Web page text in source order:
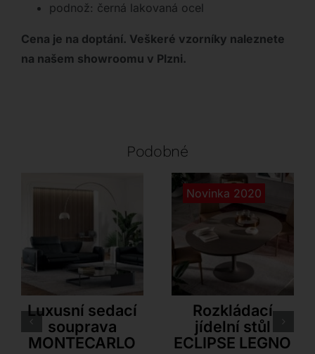
podnož: černá lakovaná ocel
Cena je na doptání. Veškeré vzorníky naleznete
na našem showroomu v Plzni.
Podobné
Innova – Estro Milano
Luxusní sedací
souprava
MONTECARLO
Novinka 2020
Rozkládací
jídelní stůl
ECLIPSE LEGNO